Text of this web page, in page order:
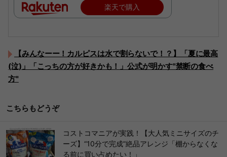
楽天で購入
【みんなーー！カルピスは水で割らないで！？】「夏に最高
(泣)」「こっちの方が好きかも！」公式が明かす"禁断の食べ
方"
こちらもどうぞ
コストコマニアが実践！【大人気ミニサイズのチ
ーズ】“10分で完成”絶品アレンジ「棚からなくな
る前に買い占めたい！」